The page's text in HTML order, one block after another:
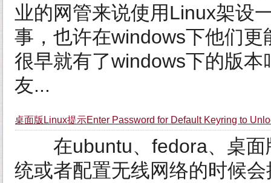
业的网管来说使用Linux架设
事，也许在windows下他们
很早就有了windows下的版
友...
桌面版Linux提示Enter Password for Default Keyring to
在ubuntu、fedora、桌面
统或者配置无线网络的时候